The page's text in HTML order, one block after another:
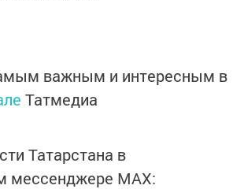
важным и интересным в
Татмедиа
Татарстана в
мессенджере MАХ: